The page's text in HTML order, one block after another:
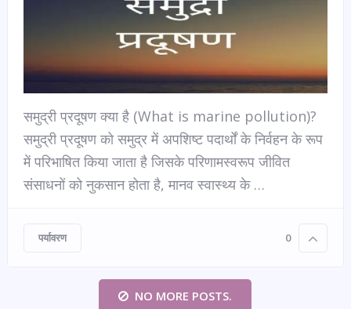
समुद्री प्रदूषण क्या है (What is marine pollution)?
समुद्री प्रदूषण को समुद्र में अपशिष्ट पदार्थों के निर्वहन के रूप
में परिभाषित किया जाता है जिसके परिणामस्वरूप जीवित
संसाधनों को नुकसान होता है, मानव स्वास्थ्य के …
पर्यावरण 0
NO MORE POSTS.